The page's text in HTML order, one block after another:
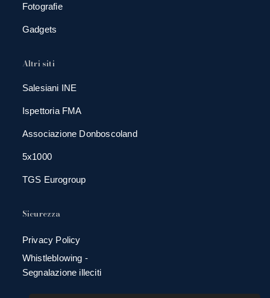
Fotografie
Gadgets
Altri siti
Salesiani INE
Ispettoria FMA
Associazione Donboscoland
5x1000
TGS Eurogroup
Sicurezza
Privacy Policy
Whistleblowing -
Segnalazione illeciti